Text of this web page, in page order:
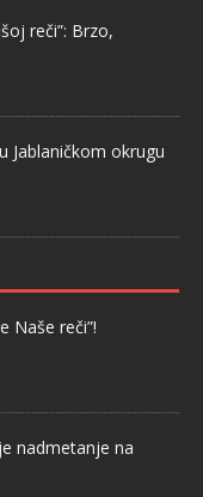
reči”: Brzo,
Jablaničkom okrugu
Naše reči”!
nadmetanje na